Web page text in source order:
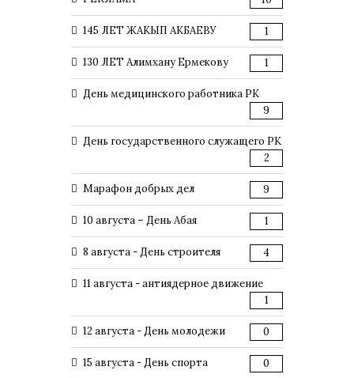
145 ЛЕТ ЖАКЫП АКБАЕВУ 1
130 ЛЕТ Алимхану Ермекову 1
День медицинского работника РК
9
День государственного служащего РК
2
Марафон добрых дел 9
10 августа – День Абая 1
8 августа - День строителя 4
11 августа - антиядерное движение
1
12 августа - День молодежи 0
15 августа - День спорта 0